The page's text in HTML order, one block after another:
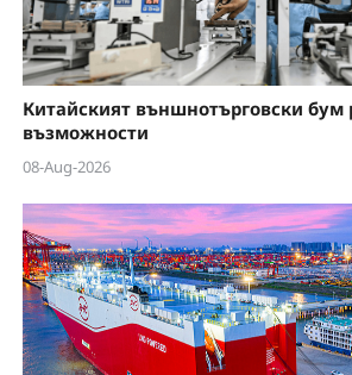
e
o
Китайският външнотърговски бум
възможности
08-Aug-2026